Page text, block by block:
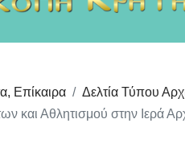
Επίκαιρα Δελτία Τύπου
και Αθλητισμού στην Ιερά